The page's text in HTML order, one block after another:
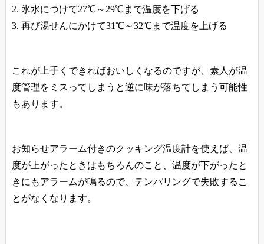
氷水につけて27℃～29℃まで温度を下げる
再び湯せんにかけて31℃～32℃まで温度を上げる
これが上手くできればおいしくなるのですが、素人が温
度管理をミスってしまうと逆に味が落ちてしまう可能性
もあります。
お知らせアラーム付きのクッキング温度計を使えば、温
度が上がったときはもちろんのこと、温度が下がったと
きにもアラームが鳴るので、テンパリングで失敗するこ
とがなくなります。